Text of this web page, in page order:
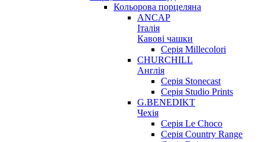
Кольорова порцеляна
ANCAP
Італія
Кавові чашки
Серія Millecolori
CHURCHILL
Англія
Серія Stonecast
Серія Studio Prints
G.BENEDIKT
Чехія
Cерія Le Choco
Серія Country Range